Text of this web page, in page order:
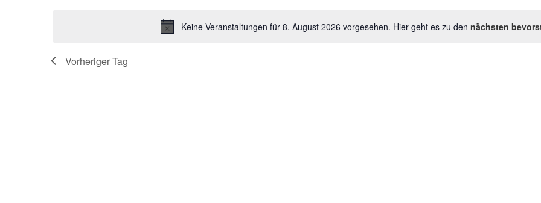
Hinweis
Keine Veranstaltungen für 8. August 2026 vorgesehen. Hier geht es zu den nächsten
NAVIGATION
Vorheriger Tag